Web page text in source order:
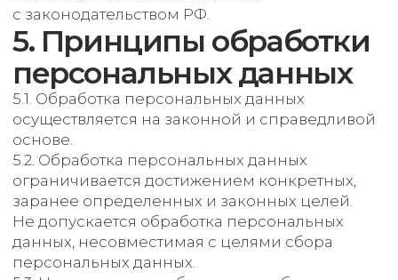
необходима для осуществления прав
и законных интересов оператора или третьих
лиц либо для достижения общественно
значимых целей при условии, что при этом
не нарушаются права и свободы субъекта
персональных данных.
7.6. Осуществляется обработка персональных
данных, доступ неограниченного круга лиц
к которым предоставлен субъектом
персональных данных либо по его просьбе
(далее — общедоступные персональные
данные).
7.7. Осуществляется обработка
персональных данных, подлежащих
опубликованию или обязательному
раскрытию в соответствии с федеральным
законом.
8. Порядок сбора,